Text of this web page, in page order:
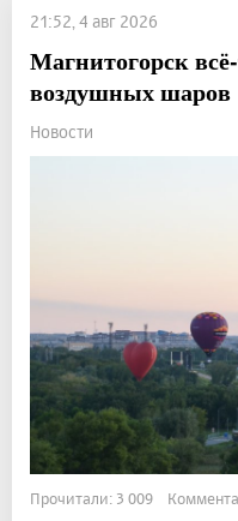
21:52, 4 авг 2026
Магнитогорск
воздушных шаров
Новости
Прочитали: 3 009